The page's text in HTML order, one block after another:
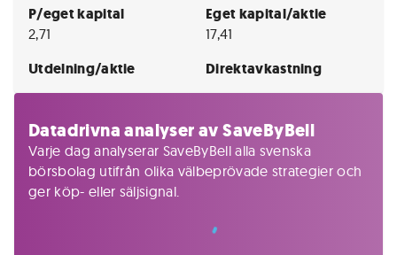
P/eget kapital
2,71
Eget kapital/aktie
17,41
Utdelning/aktie Direktavkastning
Datadrivna analyser av SaveByBell
Varje dag analyserar SaveByBell alla svenska
börsbolag utifrån olika välbeprövade strategier och
ger köp- eller säljsignal.